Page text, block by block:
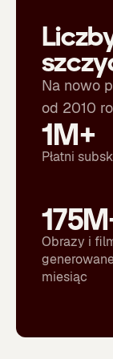
Na nowo
od 2010
1M+
Płatni
Obrazy i
miesiąc